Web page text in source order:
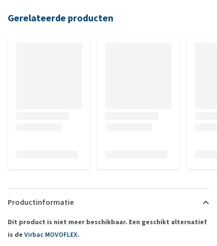
Gerelateerde producten
Productinformatie
Dit product is niet meer beschikbaar. Een geschikt alternatief
is de Virbac MOVOFLEX.